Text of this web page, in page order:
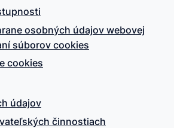
osobných údajov webovej
súborov cookies
cookies
údajov
činnostiach